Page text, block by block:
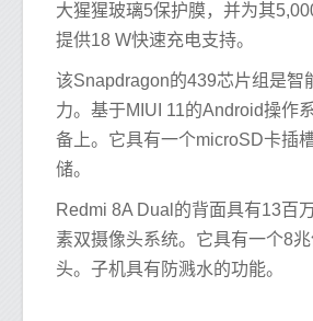
大猩猩玻璃5保护膜，并为其
提供18 W快速充电支持。
该Snapdragon的439芯片组是智
力。基于MIUI 11的Android操作
备上。它具有一个microSD卡插
储。
Redmi 8A Dual的背面具有13百
素双摄像头系统。它具有一个8
头。子机具有防溅水的功能。